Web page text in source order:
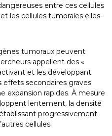
entre ces cellules
les cellules tumorales elles-
tumoraux peuvent
appellent des «
et les développant
secondaires graves
expansion rapides. À mesure
lentement, la densité
progressivement
cellules.